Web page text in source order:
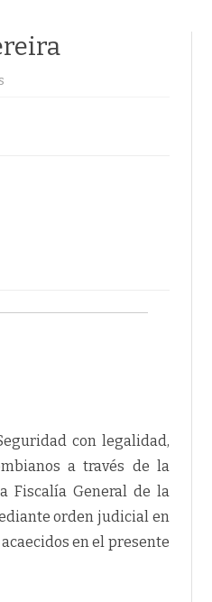
con legalidad,
a través de la
Fiscalía General de la
orden judicial en
en el presente